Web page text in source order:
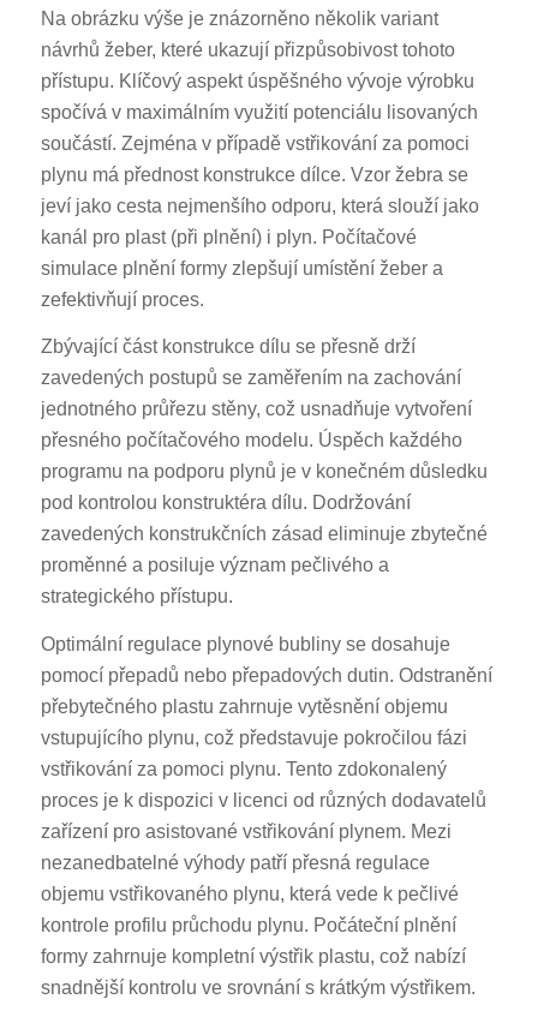
Na obrázku výše je znázorněno několik variant
návrhů žeber, které ukazují přizpůsobivost tohoto
přístupu. Klíčový aspekt úspěšného vývoje výrobku
spočívá v maximálním využití potenciálu lisovaných
součástí. Zejména v případě vstřikování za pomoci
plynu má přednost konstrukce dílce. Vzor žebra se
jeví jako cesta nejmenšího odporu, která slouží jako
kanál pro plast (při plnění) i plyn. Počítačové
simulace plnění formy zlepšují umístění žeber a
zefektivňují proces.
Zbývající část konstrukce dílu se přesně drží
zavedených postupů se zaměřením na zachování
jednotného průřezu stěny, což usnadňuje vytvoření
přesného počítačového modelu. Úspěch každého
programu na podporu plynů je v konečném důsledku
pod kontrolou konstruktéra dílu. Dodržování
zavedených konstrukčních zásad eliminuje zbytečné
proměnné a posiluje význam pečlivého a
strategického přístupu.
Optimální regulace plynové bubliny se dosahuje
pomocí přepadů nebo přepadových dutin. Odstranění
přebytečného plastu zahrnuje vytěsnění objemu
vstupujícího plynu, což představuje pokročilou fázi
vstřikování za pomoci plynu. Tento zdokonalený
proces je k dispozici v licenci od různých dodavatelů
zařízení pro asistované vstřikování plynem. Mezi
nezanedbatelné výhody patří přesná regulace
objemu vstřikovaného plynu, která vede k pečlivé
kontrole profilu průchodu plynu. Počáteční plnění
formy zahrnuje kompletní výstřik plastu, což nabízí
snadnější kontrolu ve srovnání s krátkým výstřikem.